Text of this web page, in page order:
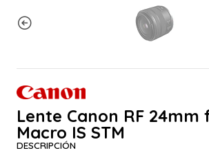
Lente Canon RF 24mm
Macro IS STM
DESCRIPCIÓN